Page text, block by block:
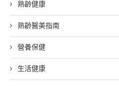
熟齡健康
熟齡醫美指南
營養保健
生活健康